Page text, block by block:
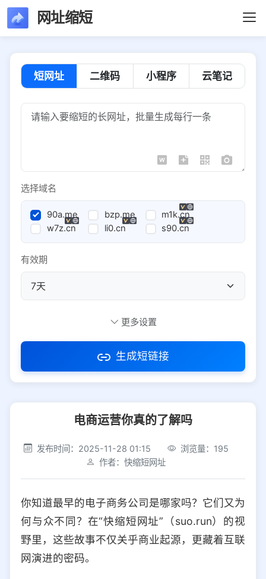
网址缩短
短网址 二维码 小程序 云笔记
选择域名
90a.me bzp.me
m1k.cn
w7z.cn
li0.cn s90.cn
有效期
访问密码
社交平台 电商平台
选择防红平台类型，避免链接被拦截
iOS Android PC 其他
选择允许访问的平台类型
更多设置
生成短链接
电商运营你真的了解吗
发布时间：2025-11-28 01:15
浏览量：195
作者：快缩短网址
你知道最早的电子商务公司是哪家吗？它们又为
何与众不同？在“快缩短网址”（suo.run）的视
野里，这些故事不仅关乎商业起源，更藏着互联
网演进的密码。